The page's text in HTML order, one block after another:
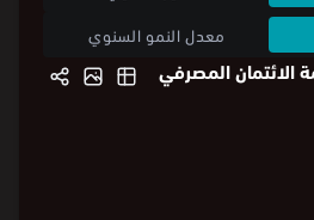
معدل النمو السنوي
الائتمان المصرفي